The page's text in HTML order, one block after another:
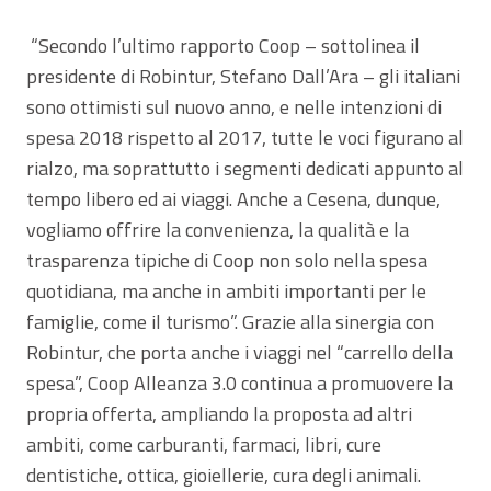
“Secondo l’ultimo rapporto Coop – sottolinea il
presidente di Robintur, Stefano Dall’Ara – gli italiani
sono ottimisti sul nuovo anno, e nelle intenzioni di
spesa 2018 rispetto al 2017, tutte le voci figurano al
rialzo, ma soprattutto i segmenti dedicati appunto al
tempo libero ed ai viaggi. Anche a Cesena, dunque,
vogliamo offrire la convenienza, la qualità e la
trasparenza tipiche di Coop non solo nella spesa
quotidiana, ma anche in ambiti importanti per le
famiglie, come il turismo”. Grazie alla sinergia con
Robintur, che porta anche i viaggi nel “carrello della
spesa”, Coop Alleanza 3.0 continua a promuovere la
propria offerta, ampliando la proposta ad altri
ambiti, come carburanti, farmaci, libri, cure
dentistiche, ottica, gioiellerie, cura degli animali.